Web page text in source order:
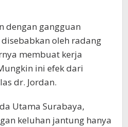
dengan gangguan
oleh radang
membuat kerja
ini efek dari
dr. Jordan.
Utama Surabaya,
keluhan jantung hanya